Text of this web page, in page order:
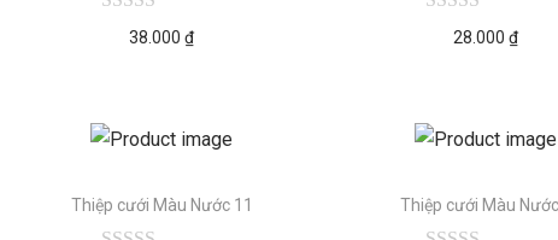
38.000₫ 28.000₫
Thiệp cưới Màu Nước 11 Thiệp cưới Màu